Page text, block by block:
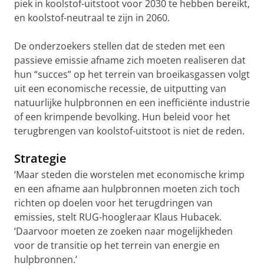
piek in koolstof-uitstoot voor 2030 te hebben bereikt,
en koolstof-neutraal te zijn in 2060.
De onderzoekers stellen dat de steden met een
passieve emissie afname zich moeten realiseren dat
hun “succes” op het terrein van broeikasgassen volgt
uit een economische recessie, de uitputting van
natuurlijke hulpbronnen en een inefficiënte industrie
of een krimpende bevolking. Hun beleid voor het
terugbrengen van koolstof-uitstoot is niet de reden.
Strategie
‘Maar steden die worstelen met economische krimp
en een afname aan hulpbronnen moeten zich toch
richten op doelen voor het terugdringen van
emissies, stelt RUG-hoogleraar Klaus Hubacek.
‘Daarvoor moeten ze zoeken naar mogelijkheden
voor de transitie op het terrein van energie en
hulpbronnen.’